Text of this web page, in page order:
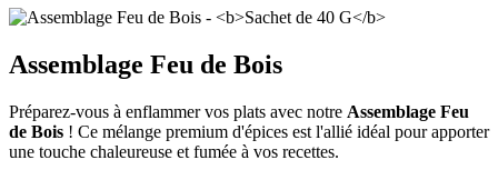
Assemblage Feu de Bois
Préparez-vous à enflammer vos plats avec notre Assemblage Feu
de Bois ! Ce mélange premium d'épices est l'allié idéal pour apporter
une touche chaleureuse et fumée à vos recettes.